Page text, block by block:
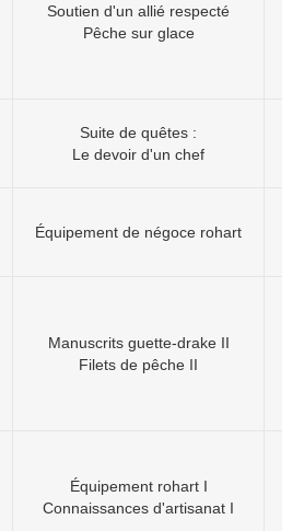
Soutien d'un allié respecté
Pêche sur glace
Suite de quêtes :
Le devoir d'un chef
Équipement de négoce rohart
Manuscrits guette-drake II
Filets de pêche II
Équipement rohart I
Connaissances d'artisanat I